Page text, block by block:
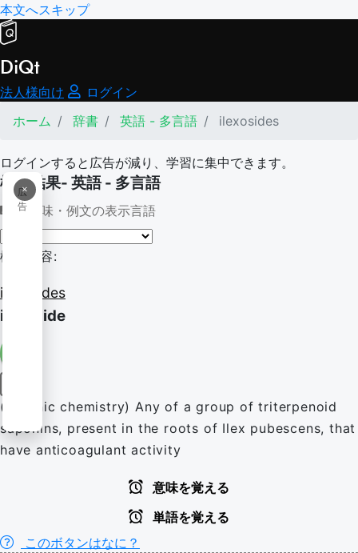
本文へスキップ
DiQt
法人様向け
ログイン
ホーム
辞書 英語 - 多言語 ilexosides
ログインすると広告が減り、学習に集中できます。
×
広
告
検索結果- 英語 - 多言語
意味・例文の表示言語
検索内容:
ilexosides
ilexoside
(organic chemistry) Any of a group of triterpenoid
saponins, present in the roots of Ilex pubescens, that
have anticoagulant activity
意味を覚える
単語を覚える
このボタンはなに？